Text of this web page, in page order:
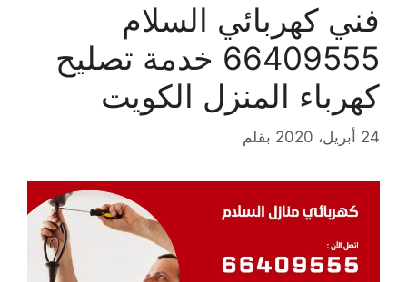
فني كهربائي السلام
66409555 خدمة تصليح
كهرباء المنزل الكويت
24 أبريل، 2020 بقلم